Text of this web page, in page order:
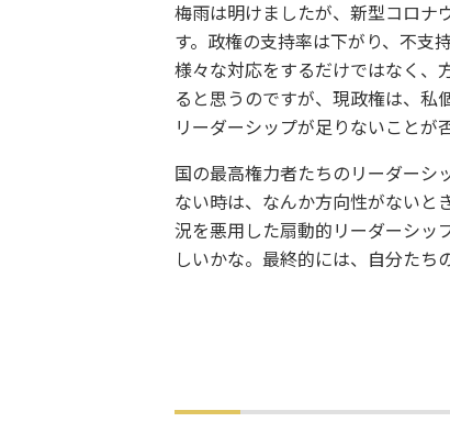
梅雨は明けましたが、 新型コロナ
す。政権の支持率は下がり、 不支
様々な対応をするだけではなく、
ると思うのですが、現政権は、 私
リーダーシップが足りないことが
国の最高権力者たちのリーダーシ
ない時は、なんか方向性がないと
況を悪用した扇動的リーダーシッ
しいかな。最終的には、 自分たち